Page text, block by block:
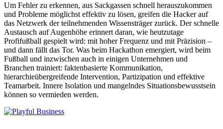
Um Fehler zu erkennen, aus Sackgassen schnell herauszukommen
und Probleme möglichst effektiv zu lösen, greifen die Hacker auf
das Netzwerk der teilnehmenden Wissensträger zurück. Der schnelle
Austausch auf Augenhöhe erinnert daran, wie heutzutage
Profifußball gespielt wird: mit hoher Frequenz und mit Präzision –
und dann fällt das Tor. Was beim Hackathon emergiert, wird beim
Fußball und inzwischen auch in einigen Unternehmen und
Branchen trainiert: faktenbasierte Kommunikation,
hierarchieübergreifende Intervention, Partizipation und effektive
Teamarbeit. Innere Isolation und mangelndes Situationsbewusstsein
können so vermieden werden.